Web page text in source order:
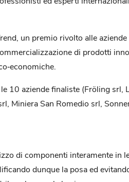
un premio rivolto alle
di prodotti
10 aziende finaliste (Fröling
Miniera San Romedio srl,
di componenti interamente
dunque la posa ed